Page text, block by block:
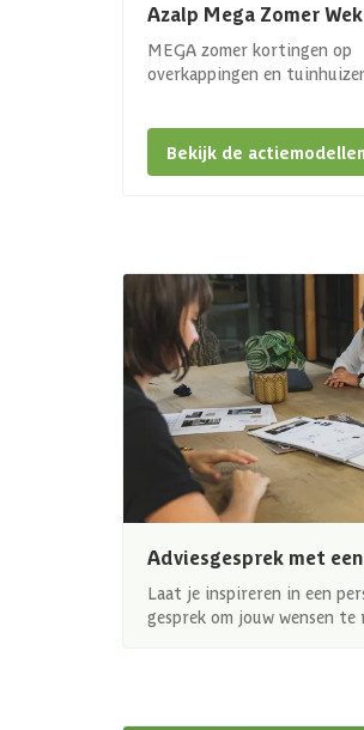
Azalp Mega Zomer
MEGA zomer kortingen op
overkappingen en
Bekijk de actiemodellen
Adviesgesprek met
Laat je inspireren in een
gesprek om jouw wensen te